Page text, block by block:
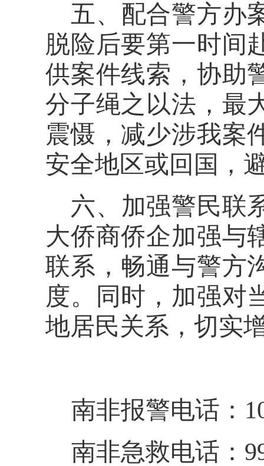
五、配合警方办
脱险后要第一时间
供案件线索，协助
分子绳之以法，最
震慑，减少涉我案
安全地区或回国，
六、加强警民联
大侨商侨企加强与
联系，畅通与警方
度。同时，加强对
地居民关系，切实
南非报警电话：
南非急救电话：